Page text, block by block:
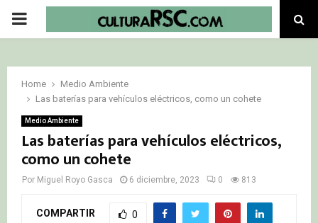
PRIMARY
Home
Medio Ambiente
Las baterías para vehículos eléctricos, como un cohete
Medio Ambiente
Las baterías para vehículos eléctricos,
como un cohete
Por Miguel Royo Gasca 6 diciembre, 2023 0 813
COMPARTIR 0